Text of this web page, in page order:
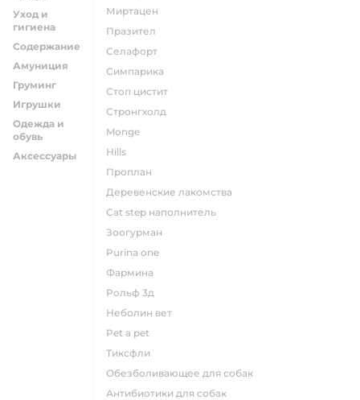
Уход и
гигиена
Содержание
Амуниция
Груминг
Игрушки
Одежда и
обувь
Аксессуары
миртацен
празител
селафорт
симпарика
стоп цистит
стронгхолд
monge
hills
проплан
деревенские лакомства
cat step наполнитель
зоогурман
purina one
фармина
рольф 3д
неболин вет
pet a pet
тиксфли
обезболивающее для собак
антибиотики для собак